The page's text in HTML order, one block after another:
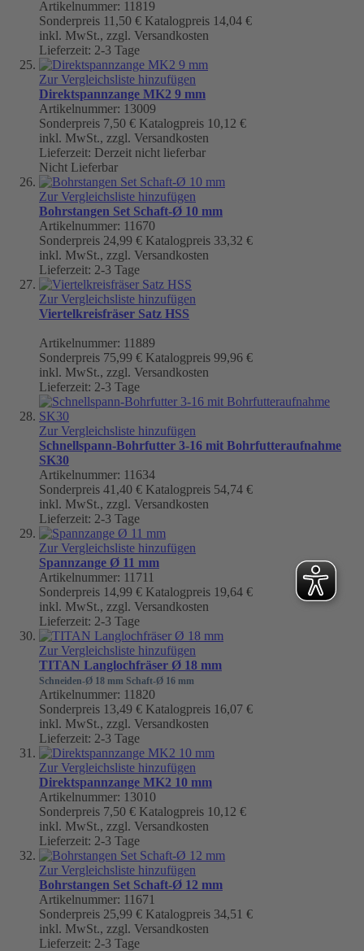
Artikelnummer: 11819
Sonderpreis 11,50 € Katalogpreis 14,04 €
inkl. MwSt., zzgl. Versandkosten
Lieferzeit: 2-3 Tage
Zur Vergleichsliste hinzufügen
Direktspannzange MK2 9 mm
Artikelnummer: 13009
Sonderpreis 7,50 € Katalogpreis 10,12 €
inkl. MwSt., zzgl. Versandkosten
Lieferzeit: Derzeit nicht lieferbar
Nicht Lieferbar
Zur Vergleichsliste hinzufügen
Bohrstangen Set Schaft-Ø 10 mm
Artikelnummer: 11670
Sonderpreis 24,99 € Katalogpreis 33,32 €
inkl. MwSt., zzgl. Versandkosten
Lieferzeit: 2-3 Tage
Zur Vergleichsliste hinzufügen
Viertelkreisfräser Satz HSS
Artikelnummer: 11889
Sonderpreis 75,99 € Katalogpreis 99,96 €
inkl. MwSt., zzgl. Versandkosten
Lieferzeit: 2-3 Tage
Zur Vergleichsliste hinzufügen
Schnellspann-Bohrfutter 3-16 mit Bohrfutteraufnahme
SK30
Artikelnummer: 11634
Sonderpreis 41,40 € Katalogpreis 54,74 €
inkl. MwSt., zzgl. Versandkosten
Lieferzeit: 2-3 Tage
Zur Vergleichsliste hinzufügen
Spannzange Ø 11 mm
Artikelnummer: 11711
Sonderpreis 14,99 € Katalogpreis 19,64 €
inkl. MwSt., zzgl. Versandkosten
Lieferzeit: 2-3 Tage
Zur Vergleichsliste hinzufügen
TITAN Langlochfräser Ø 18 mm
Schneiden-Ø 18 mm Schaft-Ø 16 mm
Artikelnummer: 11820
Sonderpreis 13,49 € Katalogpreis 16,07 €
inkl. MwSt., zzgl. Versandkosten
Lieferzeit: 2-3 Tage
Zur Vergleichsliste hinzufügen
Direktspannzange MK2 10 mm
Artikelnummer: 13010
Sonderpreis 7,50 € Katalogpreis 10,12 €
inkl. MwSt., zzgl. Versandkosten
Lieferzeit: 2-3 Tage
Zur Vergleichsliste hinzufügen
Bohrstangen Set Schaft-Ø 12 mm
Artikelnummer: 11671
Sonderpreis 25,99 € Katalogpreis 34,51 €
inkl. MwSt., zzgl. Versandkosten
Lieferzeit: 2-3 Tage